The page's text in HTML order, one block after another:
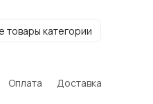
товары категории
Оплата Доставка